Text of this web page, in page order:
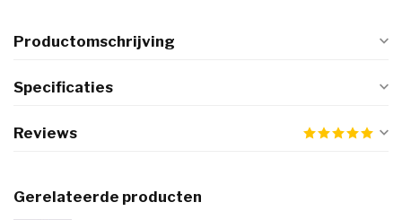
Productomschrijving
Specificaties
Reviews
Gerelateerde producten